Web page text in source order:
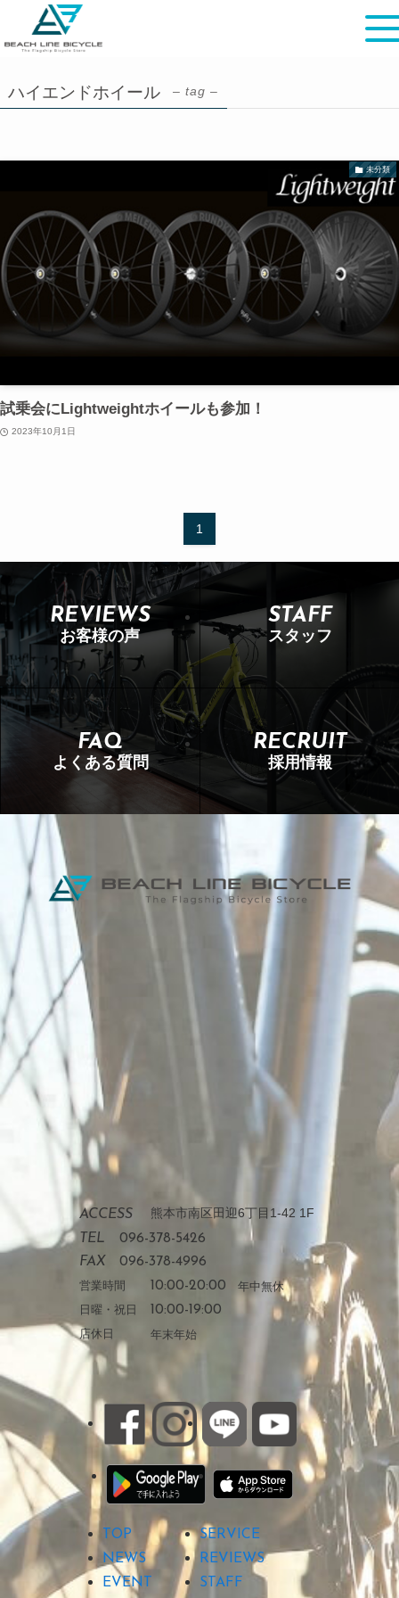
ハイエンドホイール – tag –
未分類
試乗会にLightweightホイールも参加！
2023年10月1日
1
REVIEWS
お客様の声
STAFF
スタッフ
FAQ
よくある質問
RECRUIT
採用情報
ACCESS 熊本市南区田迎6丁目1-42 1F
TEL
096-378-5426
FAX
096-378-4996
営業時間 10:00-20:00 年中無休
日曜・祝日
10:00-19:00
店休日 年末年始
TOP
SERVICE
NEWS
REVIEWS
EVENT
STAFF